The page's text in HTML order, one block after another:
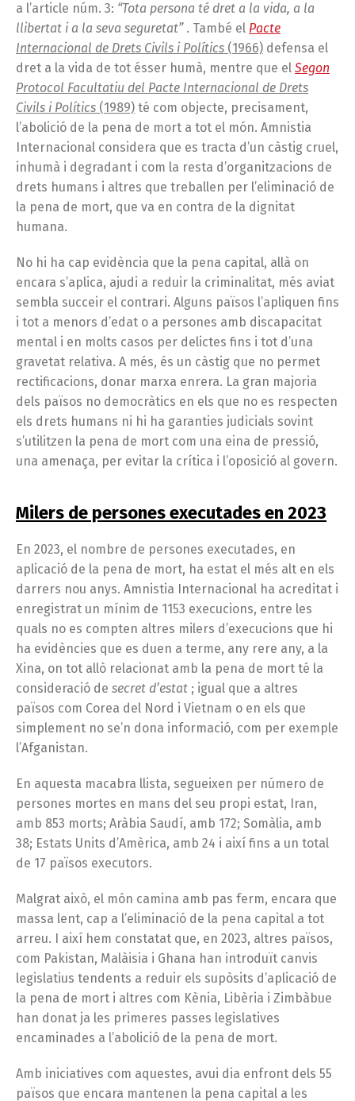
a l’article núm. 3: “Tota persona té dret a la vida, a la
llibertat i a la seva seguretat”. També el Pacte
Internacional de Drets Civils i Polítics (1966) defensa el
dret a la vida de tot ésser humà, mentre que el Segon
Protocol Facultatiu del Pacte Internacional de Drets
Civils i Polítics (1989) té com objecte, precisament,
l’abolició de la pena de mort a tot el món. Amnistia
Internacional considera que es tracta d’un càstig cruel,
inhumà i degradant i com la resta d’organitzacions de
drets humans i altres que treballen per l’eliminació de
la pena de mort, que va en contra de la dignitat
humana.
No hi ha cap evidència que la pena capital, allà on
encara s’aplica, ajudi a reduir la criminalitat, més aviat
sembla succeir el contrari. Alguns països l’apliquen fins
i tot a menors d’edat o a persones amb discapacitat
mental i en molts casos per delictes fins i tot d’una
gravetat relativa. A més, és un càstig que no permet
rectificacions, donar marxa enrera. La gran majoria
dels països no democràtics en els que no es respecten
els drets humans ni hi ha garanties judicials sovint
s’utilitzen la pena de mort com una eina de pressió,
una amenaça, per evitar la crítica i l’oposició al govern.
Milers de persones executades en 2023
En 2023, el nombre de persones executades, en
aplicació de la pena de mort, ha estat el més alt en els
darrers nou anys. Amnistia Internacional ha acreditat i
enregistrat un mínim de 1153 execucions, entre les
quals no es compten altres milers d’execucions que hi
ha evidències que es duen a terme, any rere any, a la
Xina, on tot allò relacionat amb la pena de mort té la
consideració de secret d’estat ; igual que a altres
països com Corea del Nord i Vietnam o en els que
simplement no se’n dona informació, com per exemple
l’Afganistan.
En aquesta macabra llista, segueixen per número de
persones mortes en mans del seu propi estat, Iran,
amb 853 morts; Aràbia Saudí, amb 172; Somàlia, amb
38; Estats Units d’Amèrica, amb 24 i així fins a un total
de 17 països executors.
Malgrat això, el món camina amb pas ferm, encara que
massa lent, cap a l’eliminació de la pena capital a tot
arreu. I així hem constatat que, en 2023, altres països,
com Pakistan, Malàisia i Ghana han introduït canvis
legislatius tendents a reduir els supòsits d’aplicació de
la pena de mort i altres com Kènia, Libèria i Zimbàbue
han donat ja les primeres passes legislatives
encaminades a l’abolició de la pena de mort.
Amb iniciatives com aquestes, avui dia enfront dels 55
països que encara mantenen la pena capital a les